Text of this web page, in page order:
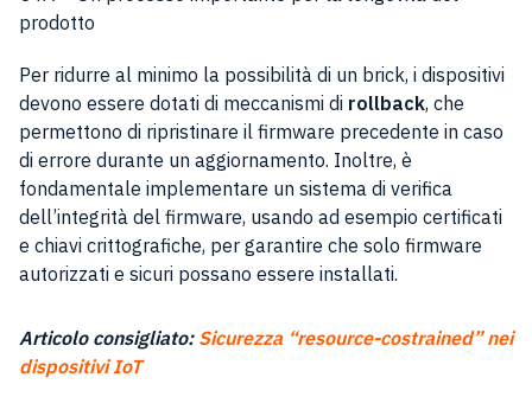
prodotto
Per ridurre al minimo la possibilità di un brick, i dispositivi
devono essere dotati di meccanismi di rollback, che
permettono di ripristinare il firmware precedente in caso
di errore durante un aggiornamento. Inoltre, è
fondamentale implementare un sistema di verifica
dell’integrità del firmware, usando ad esempio certificati
e chiavi crittografiche, per garantire che solo firmware
autorizzati e sicuri possano essere installati.
Articolo consigliato: Sicurezza “resource-costrained” nei
dispositivi IoT